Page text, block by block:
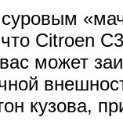
Citroen
может
кузова,